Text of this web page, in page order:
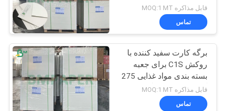
داروی پوشش داده شده
قابل مذاکره MOQ:1 MT
تماس
برگه کارت سفید کننده با
روکش C1S برای جعبه
بسته بندی مواد غذایی 275
گرم در متر 300 گرم در
متر
قابل مذاکره MOQ:1 MT
تماس